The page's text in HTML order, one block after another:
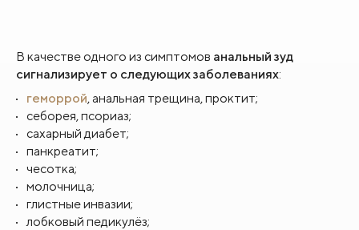
В качестве одного из симптомов анальный зуд
сигнализирует о следующих заболеваниях:
геморрой, анальная трещина, проктит;
себорея, псориаз;
сахарный диабет;
панкреатит;
чесотка;
молочница;
глистные инвазии;
лобковый педикулёз;